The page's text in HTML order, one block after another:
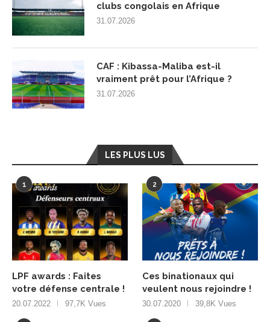
clubs congolais en Afrique
31.07.2026
CAF : Kibassa-Maliba est-il
vraiment prêt pour l’Afrique ?
31.07.2026
LES PLUS LUS
1
LPF awards : Faites
votre défense centrale !
20.07.2022 97,7K Vues
2
Ces binationaux qui
veulent nous rejoindre !
30.07.2020 39,8K Vues